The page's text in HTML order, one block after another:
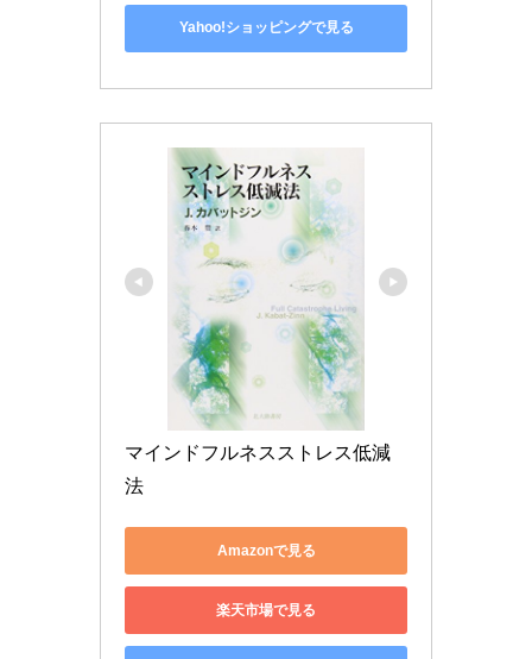
Yahoo!ショッピングで見る
マインドフルネスストレス低減
法
Amazonで見る
楽天市場で見る